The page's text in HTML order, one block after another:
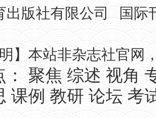
出版社有限公司 国际
明】本站非杂志社官
：聚焦 综述 视角
课例 教研 论坛 考